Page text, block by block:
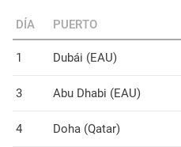
DÍA PUERTO
1 Dubái (EAU)
3 Abu Dhabi (EAU)
4 Doha (Qatar)